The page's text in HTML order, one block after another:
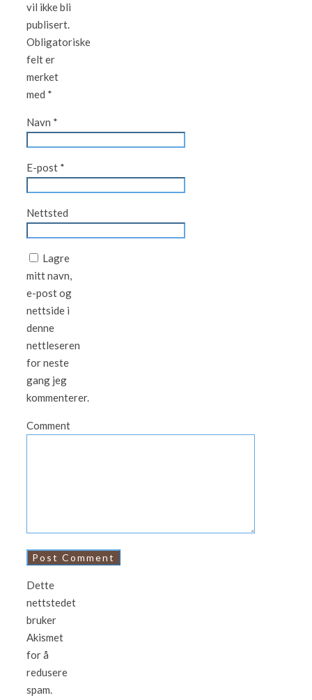
vil ikke bli
publisert.
Obligatoriske
felt er
merket
med *
Navn *
E-post *
Nettsted
Lagre
mitt navn,
e-post og
nettside i
denne
nettleseren
for neste
gang jeg
kommenterer.
Comment
Dette
nettstedet
bruker
Akismet
for å
redusere
spam.